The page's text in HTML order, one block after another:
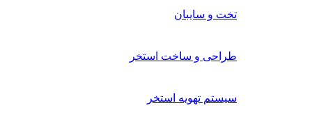
تخت و سایبان
طراحی و ساخت استخر
سیستم تهویه استخر